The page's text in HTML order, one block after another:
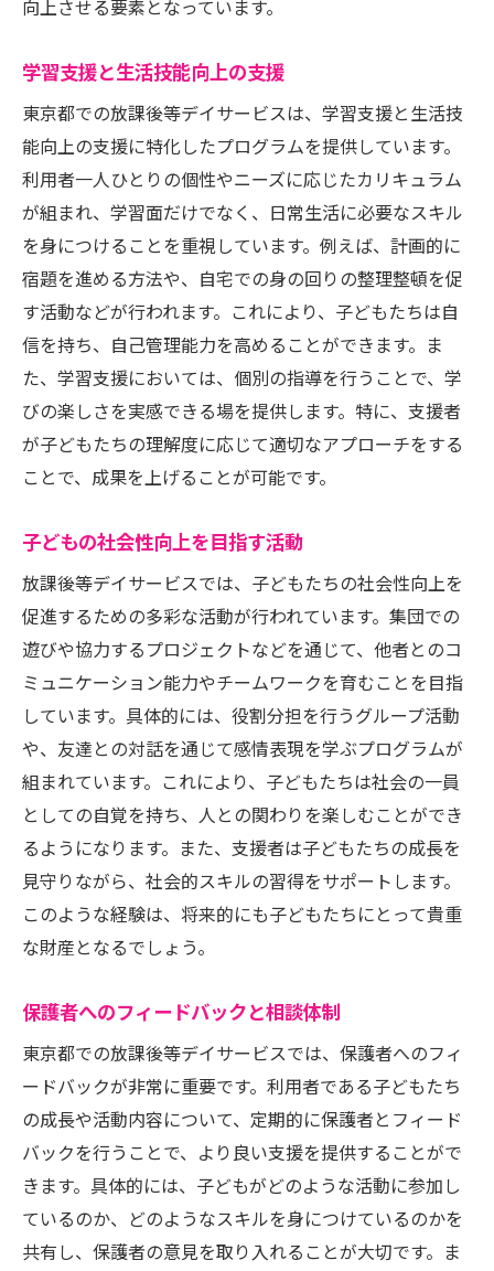
向上させる要素となっています。
学習支援と生活技能向上の支援
東京都での放課後等デイサービスは、学習支援と生活技
能向上の支援に特化したプログラムを提供しています。
利用者一人ひとりの個性やニーズに応じたカリキュラム
が組まれ、学習面だけでなく、日常生活に必要なスキル
を身につけることを重視しています。例えば、計画的に
宿題を進める方法や、自宅での身の回りの整理整頓を促
す活動などが行われます。これにより、子どもたちは自
信を持ち、自己管理能力を高めることができます。ま
た、学習支援においては、個別の指導を行うことで、学
びの楽しさを実感できる場を提供します。特に、支援者
が子どもたちの理解度に応じて適切なアプローチをする
ことで、成果を上げることが可能です。
子どもの社会性向上を目指す活動
放課後等デイサービスでは、子どもたちの社会性向上を
促進するための多彩な活動が行われています。集団での
遊びや協力するプロジェクトなどを通じて、他者とのコ
ミュニケーション能力やチームワークを育むことを目指
しています。具体的には、役割分担を行うグループ活動
や、友達との対話を通じて感情表現を学ぶプログラムが
組まれています。これにより、子どもたちは社会の一員
としての自覚を持ち、人との関わりを楽しむことができ
るようになります。また、支援者は子どもたちの成長を
見守りながら、社会的スキルの習得をサポートします。
このような経験は、将来的にも子どもたちにとって貴重
な財産となるでしょう。
保護者へのフィードバックと相談体制
東京都での放課後等デイサービスでは、保護者へのフィ
ードバックが非常に重要です。利用者である子どもたち
の成長や活動内容について、定期的に保護者とフィード
バックを行うことで、より良い支援を提供することがで
きます。具体的には、子どもがどのような活動に参加し
ているのか、どのようなスキルを身につけているのかを
共有し、保護者の意見を取り入れることが大切です。ま